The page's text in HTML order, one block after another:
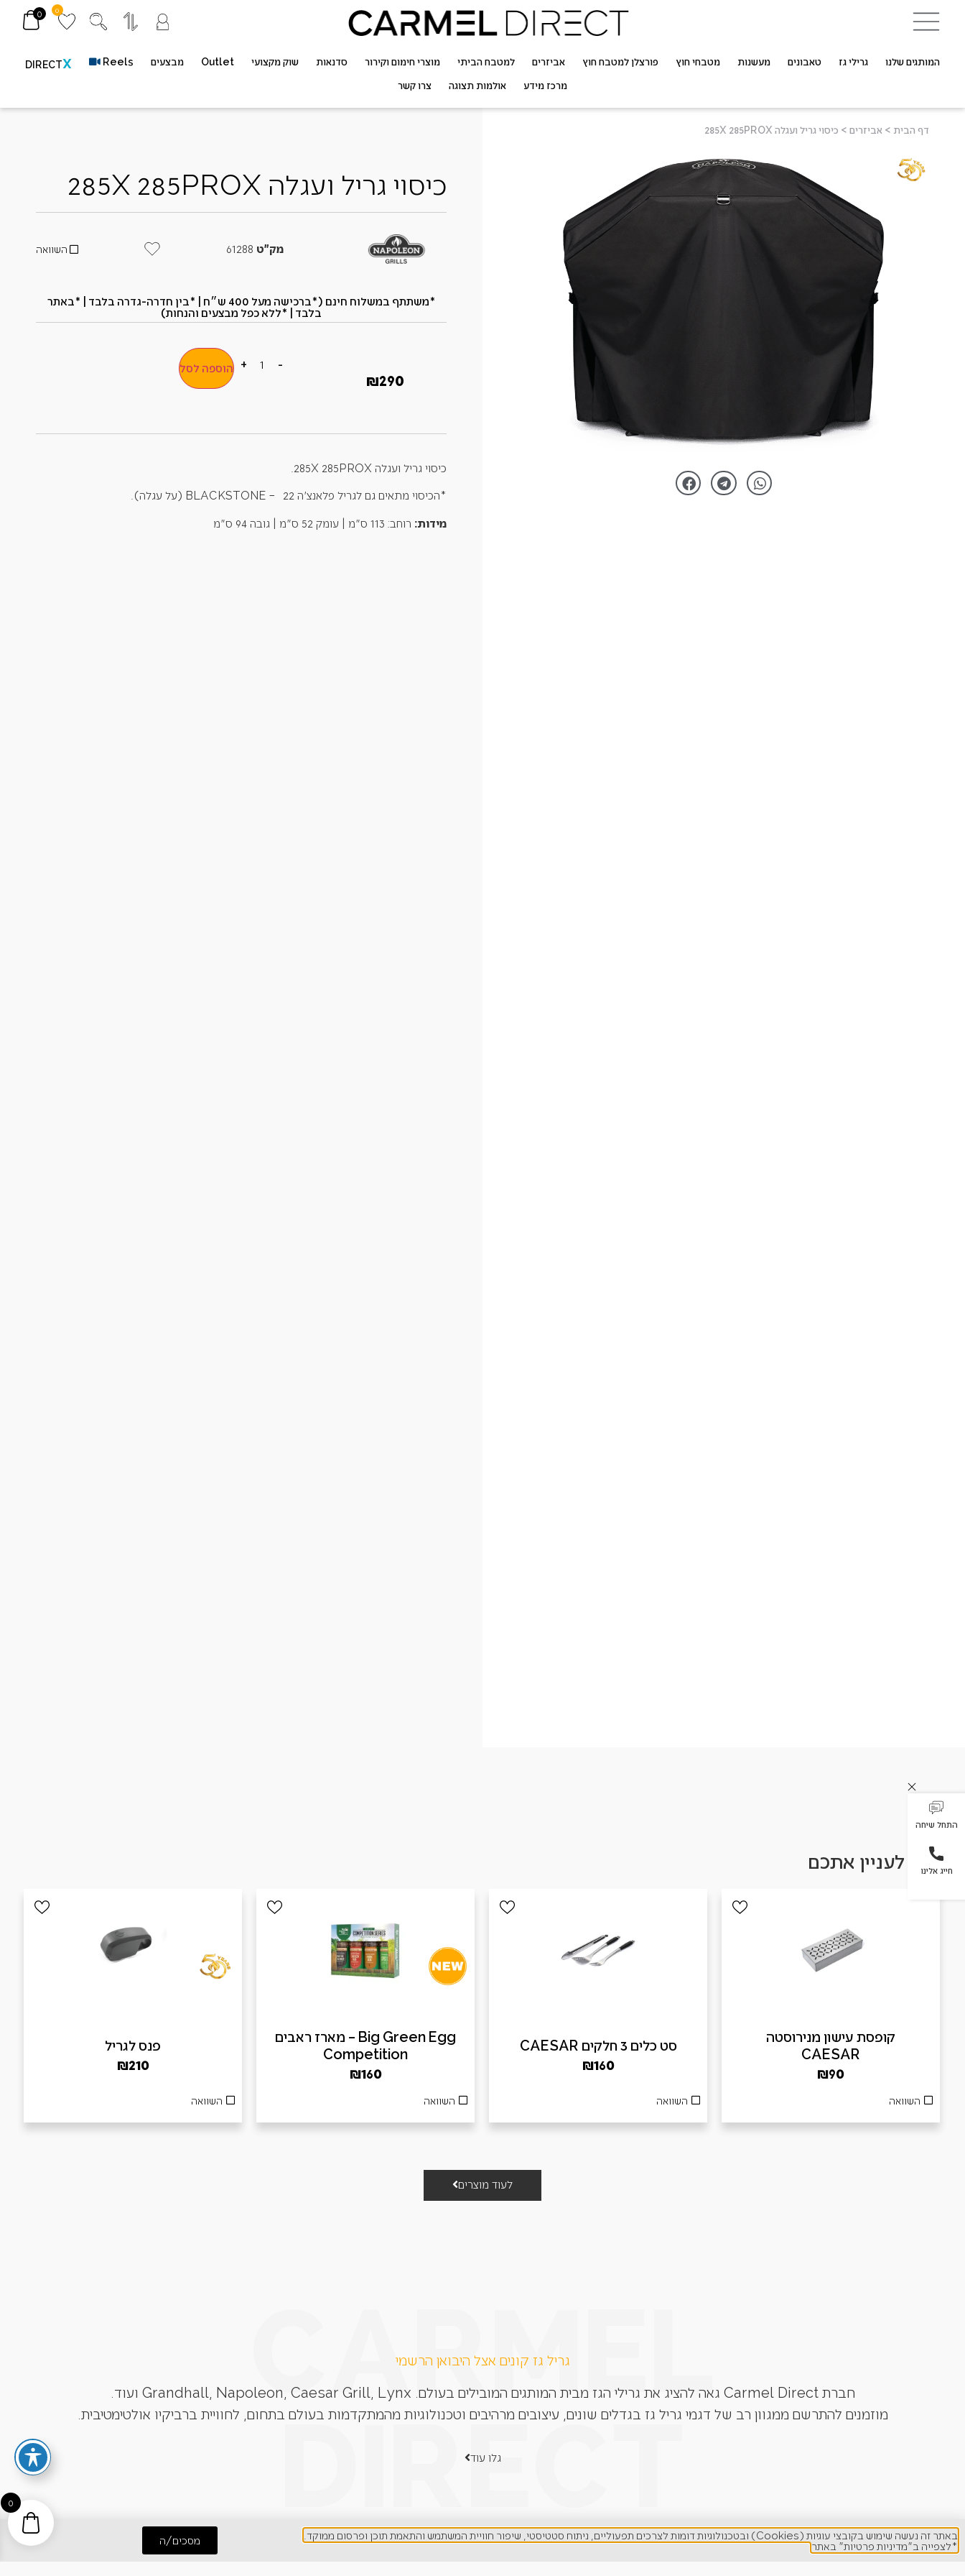
0
0
0
המותגים שלנו גרילי גז טאבונים מעשנות מטבחי חוץ פורצלן למטבח חוץ אביזרים למטבח הביתי מוצרי חימום וקירור סדנאות שוק מקצועי Outlet מבצעים Reels
DIRECTX
מרכז מידע אולמות תצוגה צרו קשר
התחל שיחה
חייג אלינו
דף הבית > אביזרים > כיסוי גריל ועגלה 285X 285PROX
כיסוי גריל ועגלה 285X 285PROX
מק"ט השוואה
*משתתף במשלוח חינם (*ברכישה מעל 400 ש״ח​ | *בין חדרה-גדרה בלבד | *באתר
בלבד | *ללא כפל מבצעים והנחות)
₪290
-
+ הוספה לסל
כיסוי גריל ועגלה 285X 285PROX.
*הכיסוי מתאים גם לגריל פלאנצ'ה 22 – BLACKSTONE (על עגלה).
מידות: רוחב: 113 ס"מ | עומק 52 ס"מ | גובה 94 ס"מ
עשוי לעניין אתכם
קופסת עישון מנירוסטה
CAESAR
₪90
השוואה
סט כלים 3 חלקים CAESAR
₪160
השוואה
Big Green Egg – מארז ראבים
Competition
₪160
השוואה
פנס לגריל
₪210
השוואה
לעוד מוצרים
גריל גז קונים אצל היבואן הרשמי
חברת Carmel Direct גאה להציג את גרילי הגז מבית המותגים המובילים בעולם. Grandhall, Napoleon, Caesar Grill, Lynx ועוד.
מוזמנים להתרשם ממגוון רב של דגמי גריל גז בגדלים שונים, עיצובים מרהיבים וטכנולוגיות מהמתקדמות בעולם בתחום, לחוויית ברביקיו אולטימטיבית.
גלו עוד
באתר זה נעשה שימוש בקובצי עוגיות (Cookies) ובטכנולוגיות דומות לצרכים תפעוליים, ניתוח סטטיסטי, שיפור חוויית המשתמש והתאמת תוכן ופרסום ממוקד.
*לצפייה ב"מדיניות פרטיות" באתר
מסכים/ה